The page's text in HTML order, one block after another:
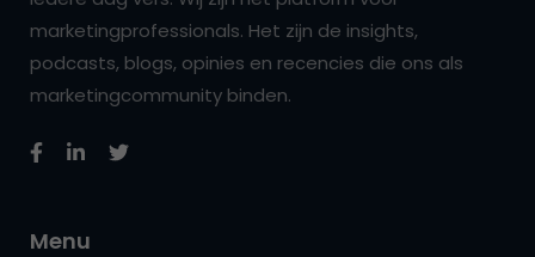
marketingprofessionals. Het zijn de insights,
podcasts, blogs, opinies en recencies die ons als
marketingcommunity binden.
Menu